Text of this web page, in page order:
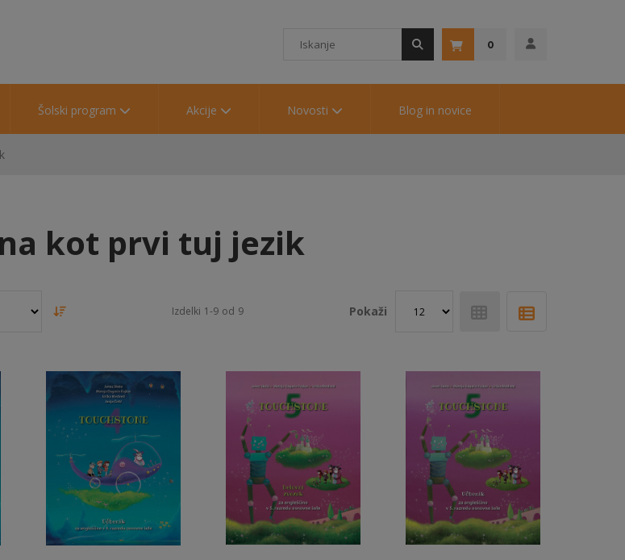
0
Šolski program Akcije Novosti Blog in novice
kot prvi tuj jezik
Izdelki 1-9 od 9 Pokaži